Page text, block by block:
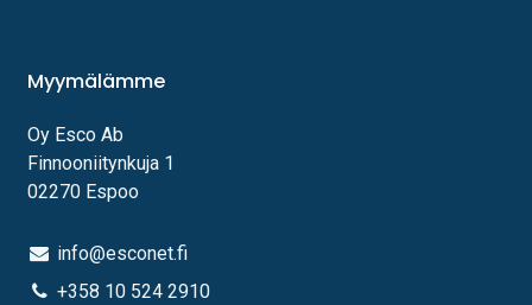
Myymälämme
Oy Esco Ab
Finnooniitynkuja 1
02270 Espoo
info@esconet.fi
+358 10 524 2910